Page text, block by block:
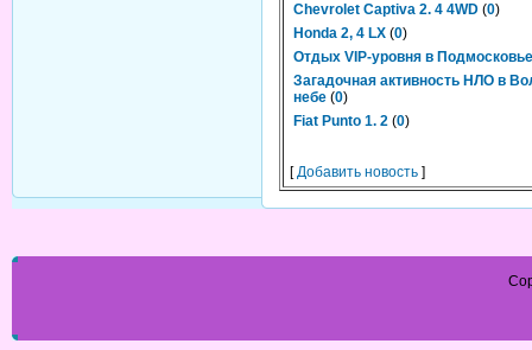
Chevrolet Captiva 2. 4 4WD (0)
Honda 2, 4 LX (0)
Отдых VIP-уровня в Подмосковье
Загадочная активность НЛО в
небе (0)
Fiat Punto 1. 2 (0)
[Добавить новость ]